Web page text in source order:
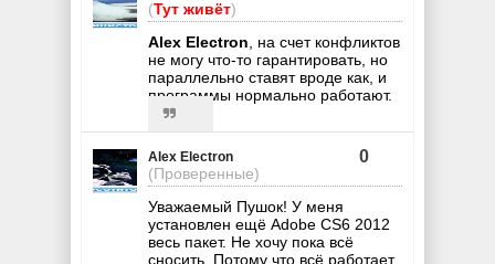
(Тут живёт)
Alex Electron, на счет конфликтов
не могу что-то гарантировать, но
параллельно ставят вроде как, и
программы нормально работают.
Alex Electron
(Проверенные)
0
Уважаемый Пушок! У меня
установлен ещё Adobe CS6 2012
весь пакет. Не хочу пока всё
сносить. Потому что всё работает